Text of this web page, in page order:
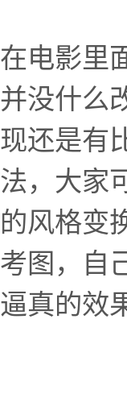
电影里
没什么
还是有
，大家
风格变
图，自
真的效